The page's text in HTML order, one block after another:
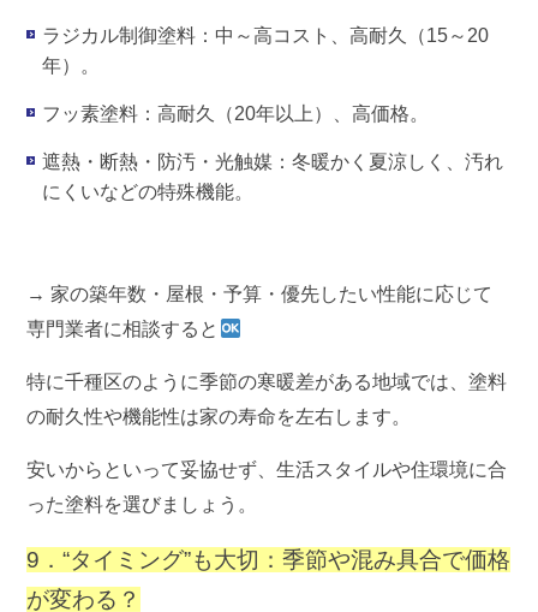
ラジカル制御塗料 ：中～高コスト、高耐久（15～20
年）。
フッ素塗料 ：高耐久（20年以上）、高価格。
遮熱・断熱・防汚・光触媒 ：冬暖かく夏涼しく、汚れ
にくいなどの特殊機能。
→ 家の築年数・屋根・予算・優先したい性能に応じて
専門業者に相談すると
特に千種区のように季節の寒暖差がある地域では、塗料
の耐久性や機能性は家の寿命を左右します。
安いからといって妥協せず、生活スタイルや住環境に合
った塗料を選びましょう。
9．“タイミング”も大切：季節や混み具合で価格
が変わる？